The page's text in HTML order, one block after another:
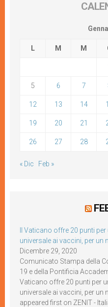
L M M
5 6 7
12 13 14
19 20 21
26 27 28
« Dic Feb »
Il Vaticano offre 20 punti
universale ai vaccini, per
Dicembre 29, 2020
Comunicato Stampa della
19 e della Pontificia
Vaticano offre 20 punti per
universale ai vaccini, per
appeared first on ZENIT -